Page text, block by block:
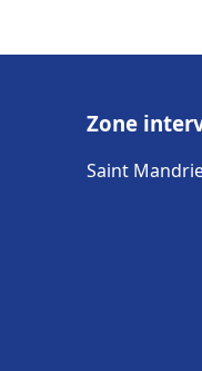
Zone
Saint